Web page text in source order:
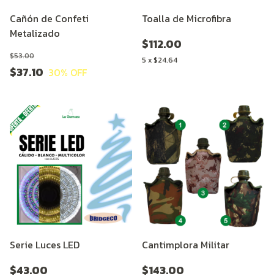
Cañón de Confeti
Metalizado
$37.10
$53.00
30% OFF
Toalla de Microfibra
$112.00
5 x$24.64
Serie Luces LED
$43.00
Cantimplora Militar
$143.00